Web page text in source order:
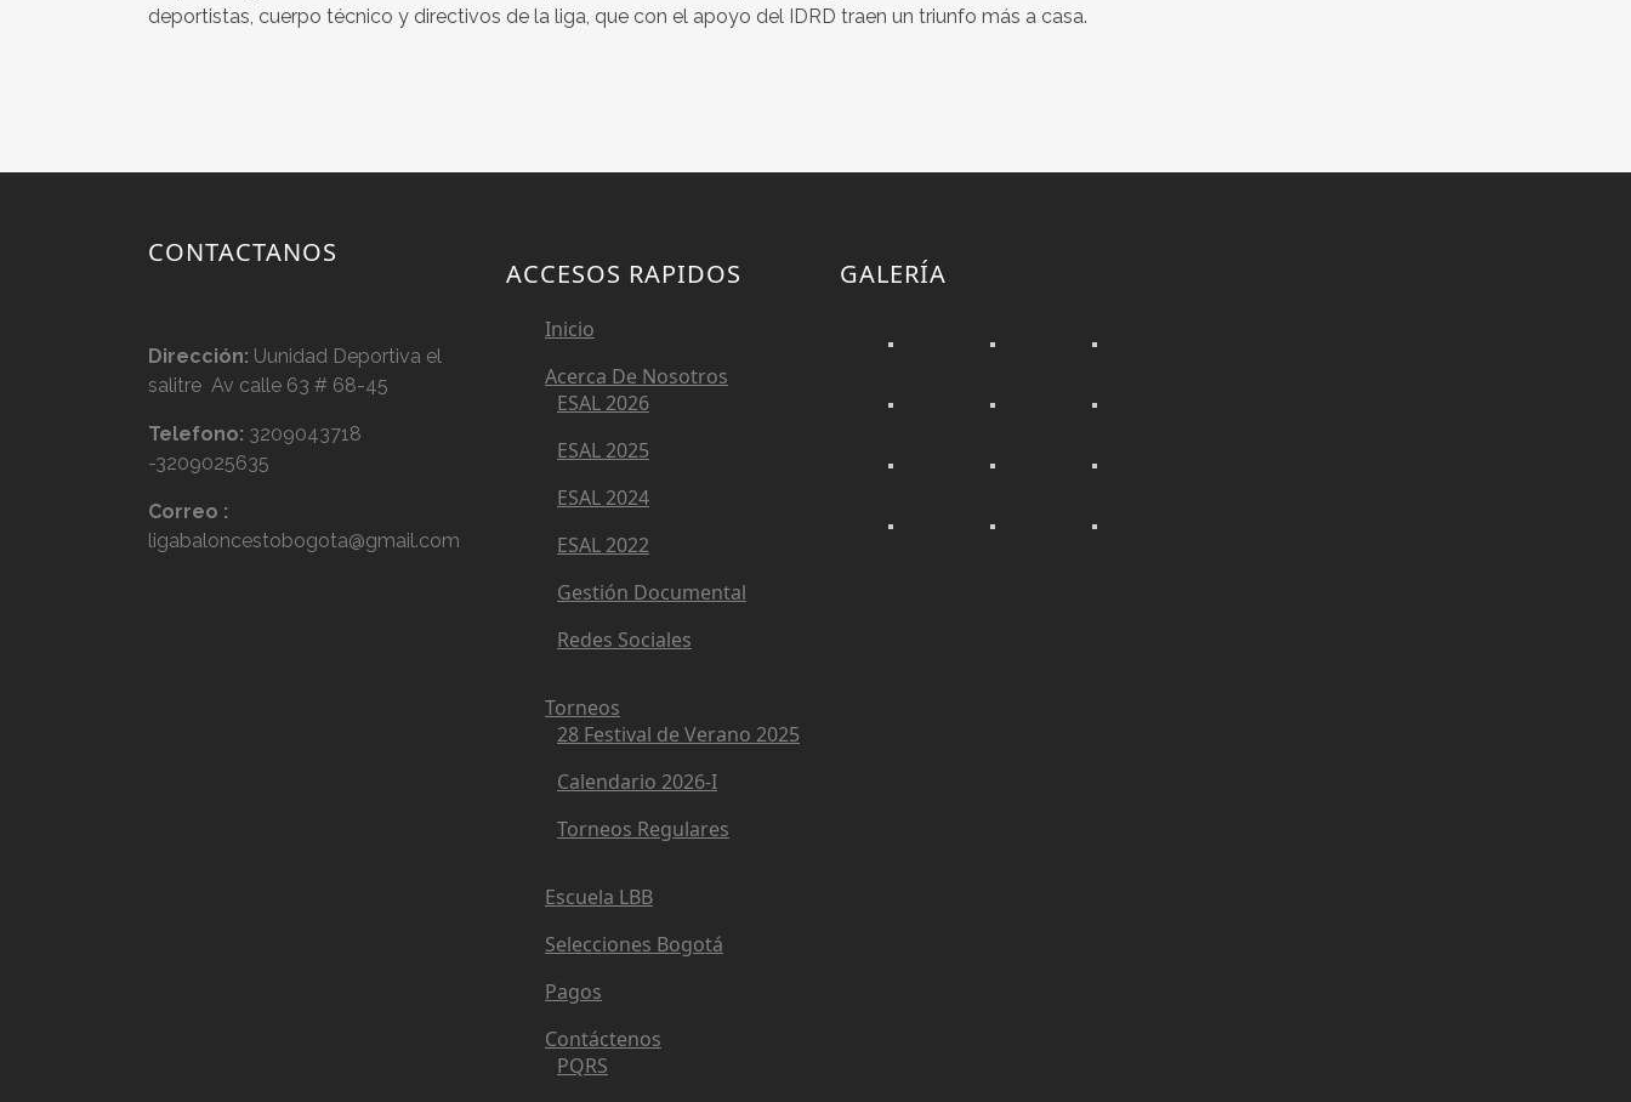
deportistas, cuerpo técnico y directivos de la liga, que con el apoyo del IDRD traen un triunfo más a casa.
CONTACTANOS
Dirección: Uunidad Deportiva el
salitre Av calle 63 # 68-45
Telefono: 3209043718
-3209025635
Correo :
ligabaloncestobogota@gmail.com
ACCESOS RAPIDOS
Inicio
Acerca De Nosotros
ESAL 2026
ESAL 2025
ESAL 2024
ESAL 2022
Gestión Documental
Redes Sociales
Torneos
28 Festival de Verano 2025
Calendario 2026-I
Torneos Regulares
Escuela LBB
Selecciones Bogotá
Pagos
Contáctenos
PQRS
GALERÍA